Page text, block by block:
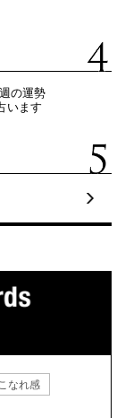
の運勢
います
こなれ感